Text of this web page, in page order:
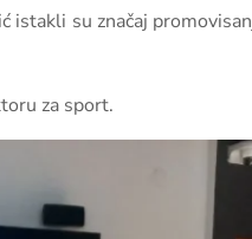
istakli su značaj
za sport.